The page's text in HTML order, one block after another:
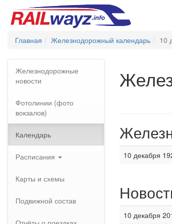
Главная Железнодорожный календарь 10
Железнодорожные
новости
Фотолинии (фото
вокзалов)
Календарь
Расписания
Карты и схемы
Подвижной состав
10 декабря
10 декабря